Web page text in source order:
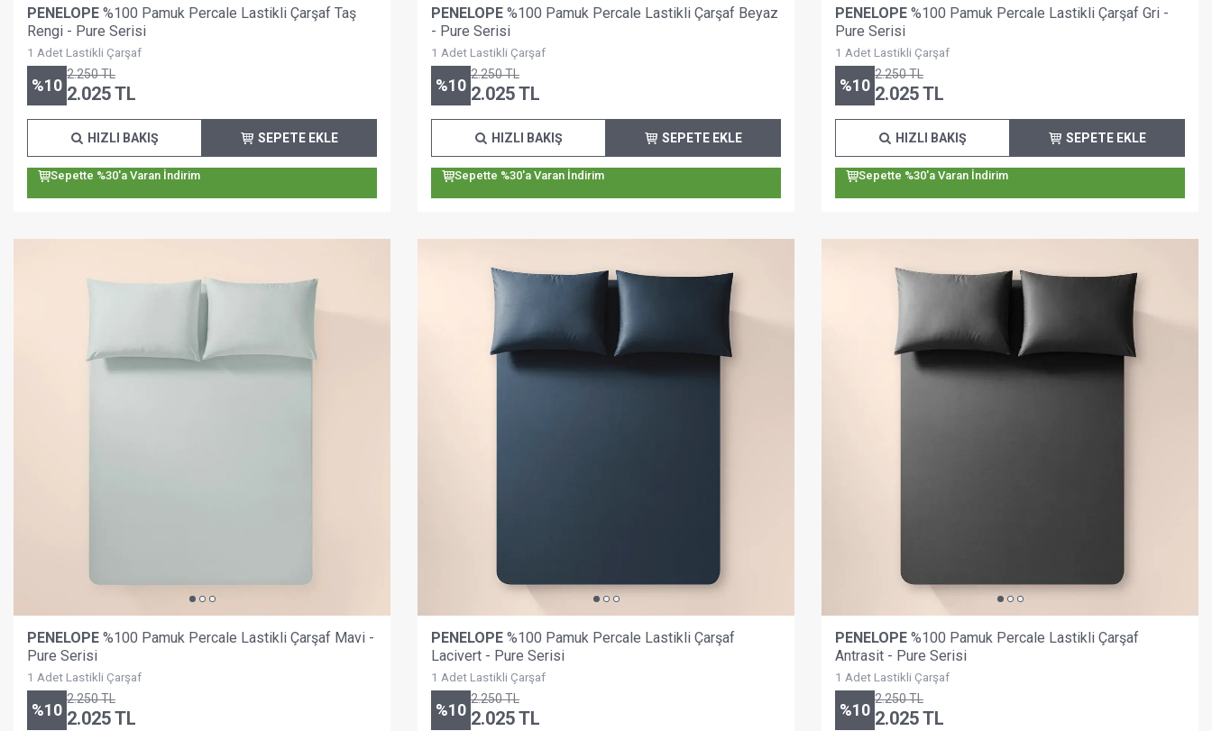
PENELOPE %100 Pamuk Percale Lastikli Çarşaf Taş
Rengi - Pure Serisi
1 Adet Lastikli Çarşaf
%10
2.250TL
2.025TL
SEPETE EKLE
HIZLI BAKIŞ
Sepette %30'a Varan İndirim
PENELOPE %100 Pamuk Percale Lastikli Çarşaf Beyaz
- Pure Serisi
1 Adet Lastikli Çarşaf
%10
2.250TL
2.025TL
SEPETE EKLE
HIZLI BAKIŞ
Sepette %30'a Varan İndirim
PENELOPE %100 Pamuk Percale Lastikli Çarşaf Gri -
Pure Serisi
1 Adet Lastikli Çarşaf
%10
2.250TL
2.025TL
SEPETE EKLE
HIZLI BAKIŞ
Sepette %30'a Varan İndirim
PENELOPE %100 Pamuk Percale Lastikli Çarşaf Mavi -
Pure Serisi
1 Adet Lastikli Çarşaf
%10
2.250TL
2.025TL
PENELOPE %100 Pamuk Percale Lastikli Çarşaf
Lacivert - Pure Serisi
1 Adet Lastikli Çarşaf
%10
2.250TL
2.025TL
PENELOPE %100 Pamuk Percale Lastikli Çarşaf
Antrasit - Pure Serisi
1 Adet Lastikli Çarşaf
%10
2.250TL
2.025TL